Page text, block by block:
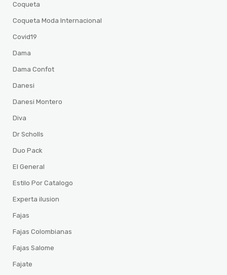
Coqueta
Coqueta Moda Internacional
Covid19
Dama
Dama Confot
Danesi
Danesi Montero
Diva
Dr Scholls
Duo Pack
El General
Estilo Por Catalogo
Experta ilusion
Fajas
Fajas Colombianas
Fajas Salome
Fajate